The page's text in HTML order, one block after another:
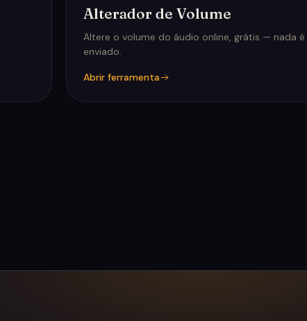
Alterador de Volume
Altere o volume do áudio online, grátis — nada é
enviado.
Abrir ferramenta